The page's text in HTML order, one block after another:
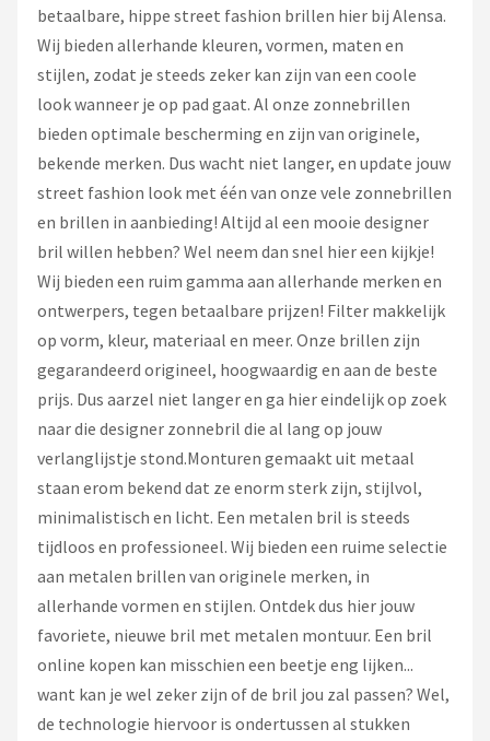
betaalbare, hippe street fashion brillen hier bij Alensa.
Wij bieden allerhande kleuren, vormen, maten en
stijlen, zodat je steeds zeker kan zijn van een coole
look wanneer je op pad gaat. Al onze zonnebrillen
bieden optimale bescherming en zijn van originele,
bekende merken. Dus wacht niet langer, en update jouw
street fashion look met één van onze vele zonnebrillen
en brillen in aanbieding! Altijd al een mooie designer
bril willen hebben? Wel neem dan snel hier een kijkje!
Wij bieden een ruim gamma aan allerhande merken en
ontwerpers, tegen betaalbare prijzen! Filter makkelijk
op vorm, kleur, materiaal en meer. Onze brillen zijn
gegarandeerd origineel, hoogwaardig en aan de beste
prijs. Dus aarzel niet langer en ga hier eindelijk op zoek
naar die designer zonnebril die al lang op jouw
verlanglijstje stond.Monturen gemaakt uit metaal
staan erom bekend dat ze enorm sterk zijn, stijlvol,
minimalistisch en licht. Een metalen bril is steeds
tijdloos en professioneel. Wij bieden een ruime selectie
aan metalen brillen van originele merken, in
allerhande vormen en stijlen. Ontdek dus hier jouw
favoriete, nieuwe bril met metalen montuur. Een bril
online kopen kan misschien een beetje eng lijken...
want kan je wel zeker zijn of de bril jou zal passen? Wel,
de technologie hiervoor is ondertussen al stukken